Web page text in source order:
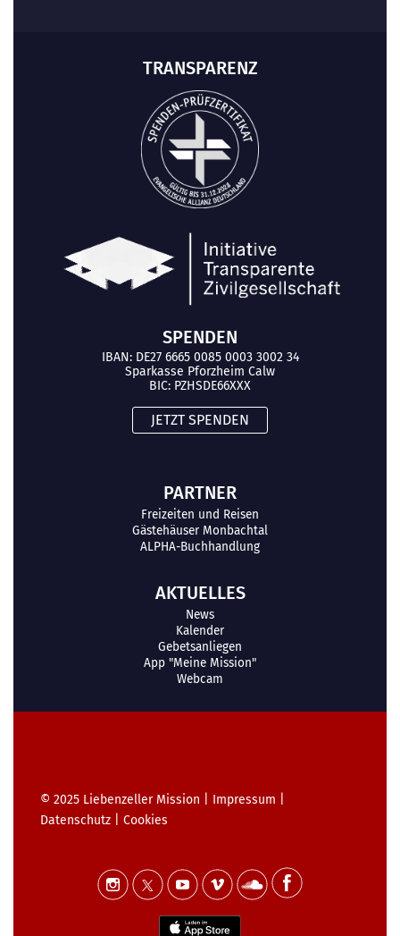
TRANSPARENZ
SPENDEN
IBAN: DE27 6665 0085 0003 3002 34
Sparkasse Pforzheim Calw
BIC: PZHSDE66XXX
JETZT SPENDEN
PARTNER
Freizeiten und Reisen
Gästehäuser Monbachtal
ALPHA-Buchhandlung
AKTUELLES
News
Kalender
Gebetsanliegen
App "Meine Mission"
Webcam
© 2025 Liebenzeller Mission Impressum
Datenschutz
Cookies